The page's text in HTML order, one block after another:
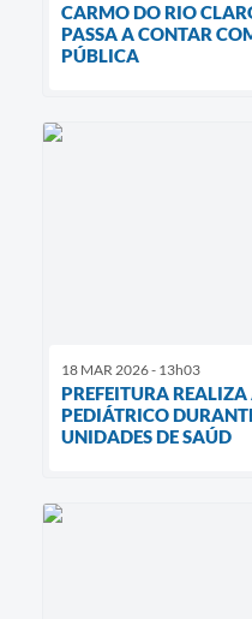
CARMO DO RIO
PASSA A CONTAR
PÚBLICA
18 MAR 2026 - 13h03
PREFEITURA
PEDIÁTRICO
UNIDADES DE SAÚD